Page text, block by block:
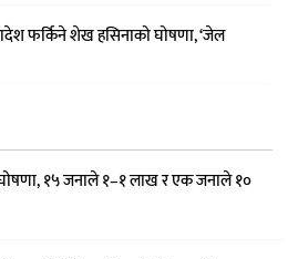
फर्किने शेख हसिनाको घोषणा, ‘जेल
१५ जनाले १–१ लाख र एक जनाले १०